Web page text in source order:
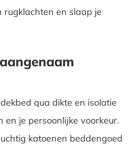
rugklachten en slaap je
qua dikte en isolatie
en je persoonlijke voorkeur.
katoenen beddengoed